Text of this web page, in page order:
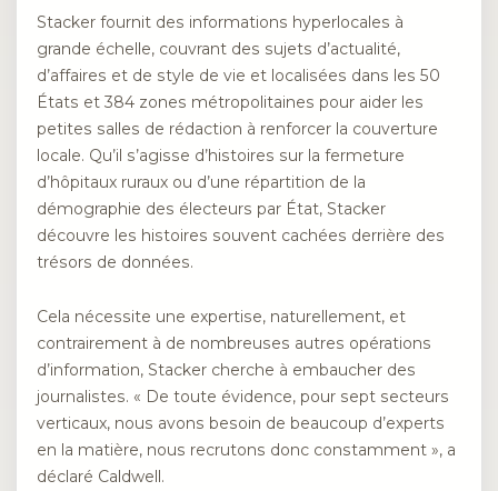
Stacker fournit des informations hyperlocales à
grande échelle, couvrant des sujets d’actualité,
d’affaires et de style de vie et localisées dans les 50
États et 384 zones métropolitaines pour aider les
petites salles de rédaction à renforcer la couverture
locale. Qu’il s’agisse d’histoires sur la fermeture
d’hôpitaux ruraux ou d’une répartition de la
démographie des électeurs par État, Stacker
découvre les histoires souvent cachées derrière des
trésors de données.
Cela nécessite une expertise, naturellement, et
contrairement à de nombreuses autres opérations
d’information, Stacker cherche à embaucher des
journalistes. « De toute évidence, pour sept secteurs
verticaux, nous avons besoin de beaucoup d’experts
en la matière, nous recrutons donc constamment », a
déclaré Caldwell.